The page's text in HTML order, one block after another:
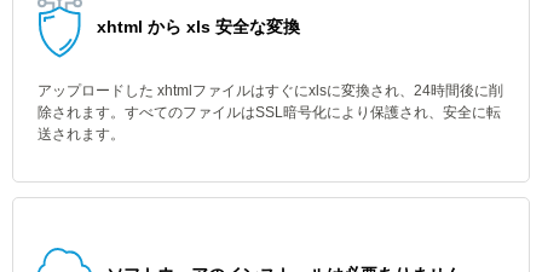
xhtml から xls 安全な変換
アップロードした xhtmlファイルはすぐにxlsに変換され、24時間後に削
除されます。すべてのファイルはSSL暗号化により保護され、安全に転
送されます。